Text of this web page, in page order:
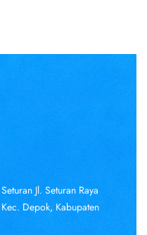
Jl. Seturan Raya
Depok, Kabupaten